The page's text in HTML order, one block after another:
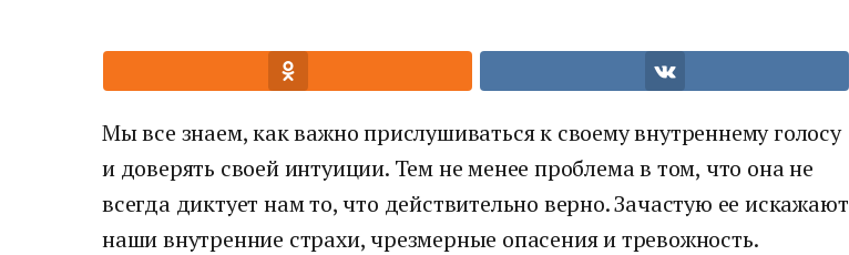
Мы все знаем, как важно прислушиваться к своему внутреннему голосу
и доверять своей интуиции. Тем не менее проблема в том, что она не
всегда диктует нам то, что действительно верно. Зачастую ее искажают
наши внутренние страхи, чрезмерные опасения и тревожность.